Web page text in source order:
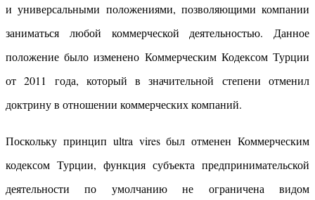
и универсальными положениями, позволяющими компании
заниматься любой коммерческой деятельностью. Данное
положение было изменено Коммерческим Кодексом Турции
от 2011 года, который в значительной степени отменил
доктрину в отношении коммерческих компаний.
Поскольку принцип ultra vires был отменен Коммерческим
кодексом Турции, функция субъекта предпринимательской
деятельности по умолчанию не ограничена видом